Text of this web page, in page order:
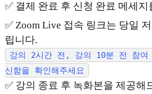
✅ 결제 완료 후 신청 완료 메세
✅ Zoom Live 접속 링크는 당일
립니다.
강의 2시간 전, 강의 10분 전 참여
신함을 확인해주세요
✅ 강의 종료 후 녹화본을 제공해